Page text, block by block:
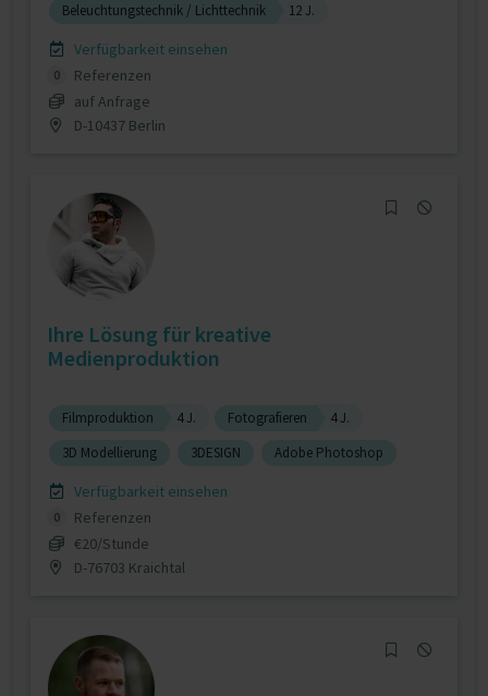
Beleuchtungstechnik / Lichttechnik
12 J.
Verfügbarkeit einsehen
0
Referenzen
auf Anfrage
D-10437 Berlin
Ihre Lösung für kreative
Medienproduktion
Filmproduktion 4 J. Fotografieren
4 J.
3D Modellierung
3DESIGN Adobe Photoshop
Verfügbarkeit einsehen
0
Referenzen
€20/Stunde
D-76703 Kraichtal